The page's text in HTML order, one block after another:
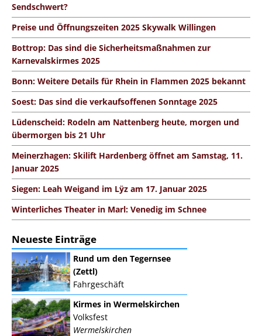
Sendschwert?
Preise und Öffnungszeiten 2025 Skywalk Willingen
Bottrop: Das sind die Sicherheitsmaßnahmen zur
Karnevalskirmes 2025
Bonn: Weitere Details für Rhein in Flammen 2025 bekannt
Soest: Das sind die verkaufsoffenen Sonntage 2025
Lüdenscheid: Rodeln am Nattenberg heute, morgen und
übermorgen bis 21 Uhr
Meinerzhagen: Skilift Hardenberg öffnet am Samstag, 11.
Januar 2025
Siegen: Leah Weigand im Lÿz am 17. Januar 2025
Winterliches Theater in Marl: Venedig im Schnee
Neueste Einträge
Rund um den Tegernsee
(Zettl)
Fahrgeschäft
Kirmes in Wermelskirchen
Volksfest
Wermelskirchen